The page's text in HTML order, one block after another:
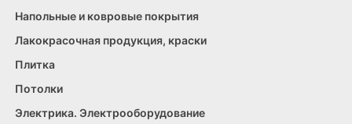
Напольные и ковровые покрытия
Лакокрасочная продукция, краски
Плитка
Потолки
Электрика. Электрооборудование